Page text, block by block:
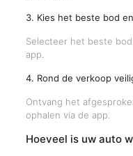
3. Kies het beste bod
Selecteer het beste
app.
4. Rond de verkoop
Ontvang het
ophalen via de app.
Hoeveel is uw auto